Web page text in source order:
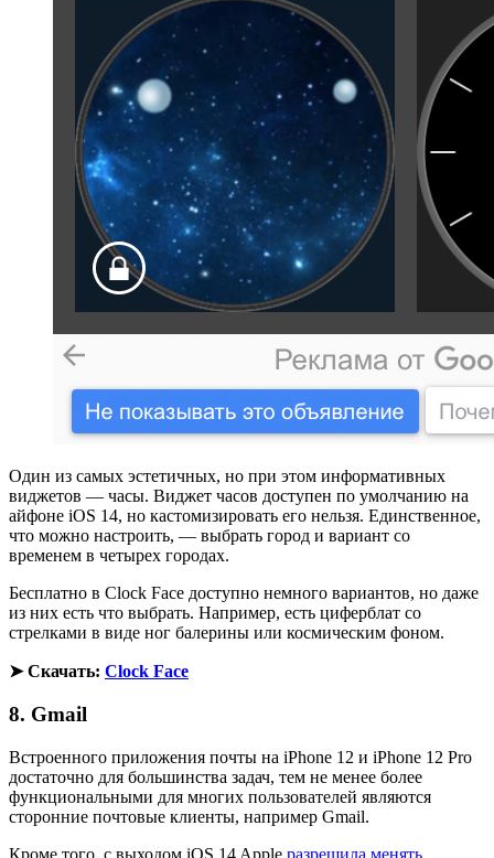
Один из самых эстетичных, но при этом информативных
виджетов — часы. Виджет часов доступен по умолчанию на
айфоне iOS 14, но кастомизировать его нельзя. Единственное,
что можно настроить, — выбрать город и вариант со
временем в четырех городах.
Бесплатно в Clock Face доступно немного вариантов, но даже
из них есть что выбрать. Например, есть циферблат со
стрелками в виде ног балерины или космическим фоном.
➤ Скачать: Clock Face
8. Gmail
Встроенного приложения почты на iPhone 12 и iPhone 12 Pro
достаточно для большинства задач, тем не менее более
функциональными для многих пользователей являются
сторонние почтовые клиенты, например Gmail.
Кроме того, с выходом iOS 14 Apple разрешила менять